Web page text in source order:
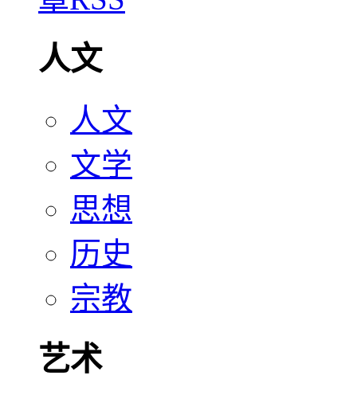
人文
人文
文学
思想
历史
宗教
艺术